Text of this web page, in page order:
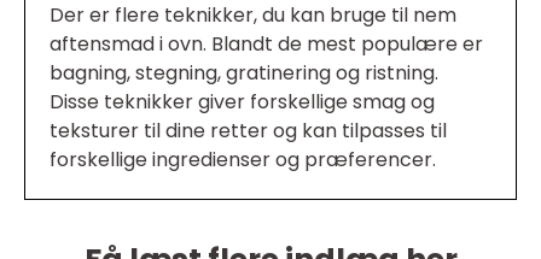
Der er flere teknikker, du kan bruge til nem
aftensmad i ovn. Blandt de mest populære er
bagning, stegning, gratinering og ristning.
Disse teknikker giver forskellige smag og
teksturer til dine retter og kan tilpasses til
forskellige ingredienser og præferencer.